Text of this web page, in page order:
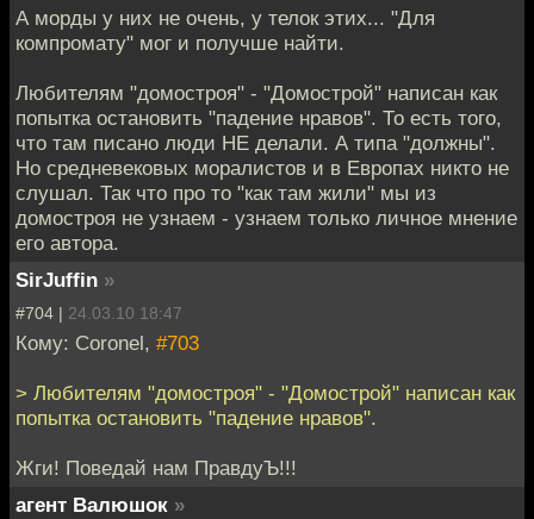
А морды у них не очень, у телок этих... "Для
компромату" мог и получше найти.
Любителям "домостроя" - "Домострой" написан как
попытка остановить "падение нравов". То есть того,
что там писано люди НЕ делали. А типа "должны".
Но средневековых моралистов и в Европах никто не
слушал. Так что про то "как там жили" мы из
домостроя не узнаем - узнаем только личное мнение
его автора.
SirJuffin »
#704 | 24.03.10 18:47
Кому: Coronel, #703
> Любителям "домостроя" - "Домострой" написан как
попытка остановить "падение нравов".
Жги! Поведай нам ПравдуЪ!!!
агент Валюшок »